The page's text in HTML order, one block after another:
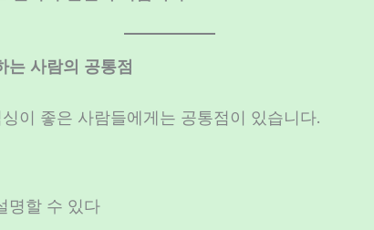
는 사람의 공통점
이 좋은 사람들에게는 공통점이 있습니다.
명할 수 있다